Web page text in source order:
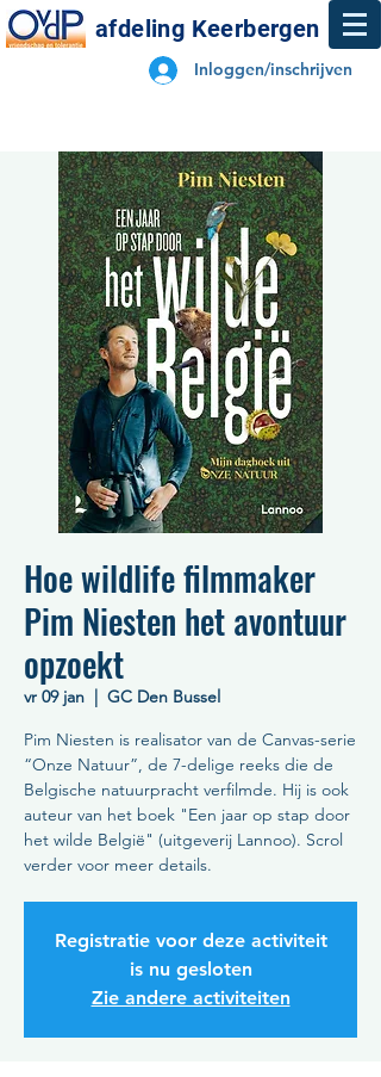
afdeling Keerbergen
Inloggen/inschrijven
Hoe wildlife filmmaker
Pim Niesten het avontuur
opzoekt
vr 09 jan
  |
GC Den Bussel
Pim Niesten is realisator van de Canvas-serie
“Onze Natuur”, de 7-delige reeks die de
Belgische natuurpracht verfilmde. Hij is ook
auteur van het boek "Een jaar op stap door
het wilde België" (uitgeverij Lannoo). Scrol
verder voor meer details.
Registratie voor deze activiteit
is nu gesloten
Zie andere activiteiten